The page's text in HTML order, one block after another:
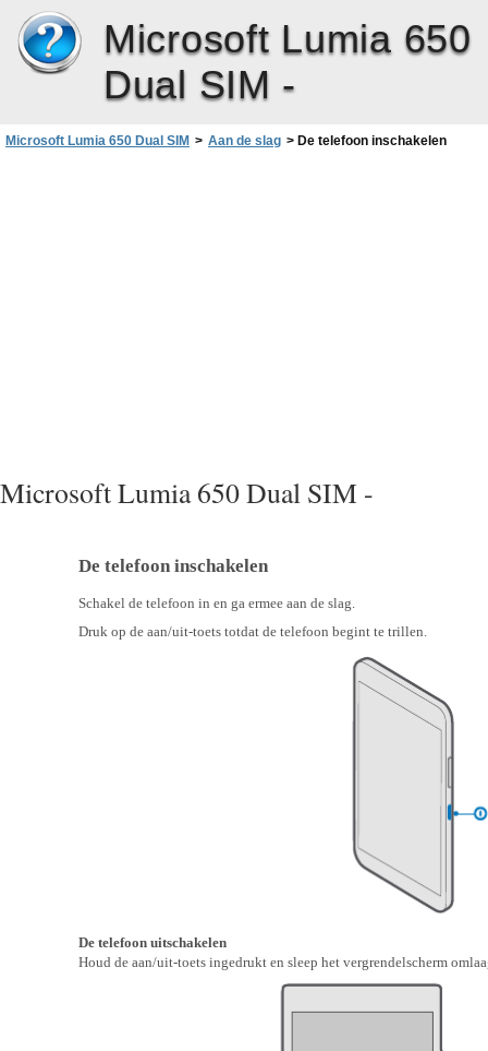
Microsoft Lumia 650
Dual SIM -
Microsoft Lumia 650 Dual SIM > Aan de slag > De telefoon inschakelen
Microsoft Lumia 650 Dual SIM -
De telefoon inschakelen
Schakel de telefoon in en ga ermee aan de slag.
Druk op de aan/uit-toets totdat de telefoon begint te trillen.
De telefoon uitschakelen
Houd de aan/uit-toets ingedrukt en sleep het vergrendelscherm